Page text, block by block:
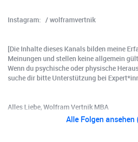
Instagram: / wolframvertnik
[Die Inhalte dieses Kanals bilden meine
Meinungen und stellen keine allgemein
Wenn du psychische oder physische
suche dir bitte Unterstützung bei
Alles Liebe, Wolfram Vertnik MBA
Alle Folgen ansehen